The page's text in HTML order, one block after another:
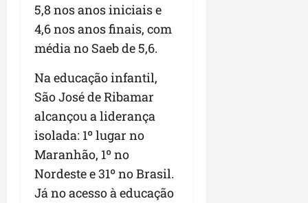
5,8 nos anos iniciais e
4,6 nos anos finais, com
média no Saeb de 5,6.
Na educação infantil,
São José de Ribamar
alcançou a liderança
isolada: 1º lugar no
Maranhão, 1º no
Nordeste e 31º no Brasil.
Já no acesso à educação